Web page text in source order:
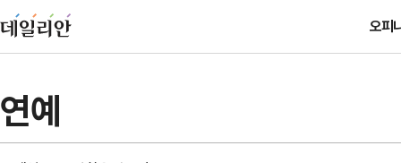
오피
연예